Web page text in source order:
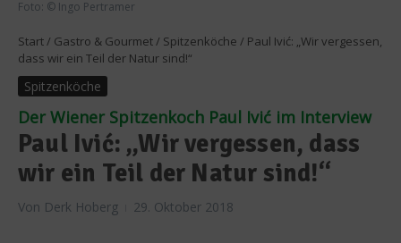
Foto: © Ingo Pertramer
Start / Gastro & Gourmet / Spitzenköche / Paul Ivić: „Wir vergessen,
dass wir ein Teil der Natur sind!“
Spitzenköche
Der Wiener Spitzenkoch Paul Ivić im Interview
Paul Ivić: „Wir vergessen, dass
wir ein Teil der Natur sind!“
Von Derk Hoberg 29. Oktober 2018